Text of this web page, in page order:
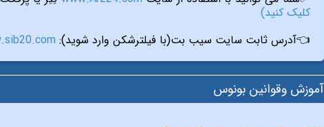
کلیک کنید)
👈آدرس ثابت سایت سیب بت(با فیلترشکن وارد شوید):
آموزش وقوانين بونوس